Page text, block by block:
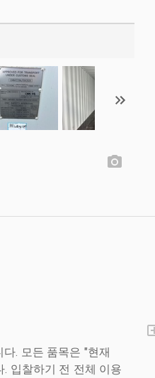
. 모든 품목은 "현재
입찰하기 전 전체 이용